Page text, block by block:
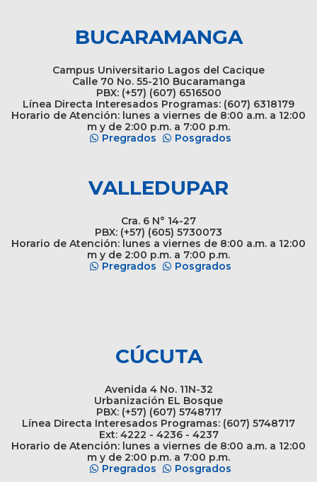
BUCARAMANGA
Campus Universitario Lagos del Cacique
Calle 70 No. 55-210 Bucaramanga
PBX: (+57) (607) 6516500
Línea Directa Interesados Programas: (607) 6318179
Horario de Atención: lunes a viernes de 8:00 a.m. a 12:00
m y de 2:00 p.m. a 7:00 p.m.
Pregrados
Posgrados
VALLEDUPAR
Cra. 6 N° 14-27
PBX: (+57) (605) 5730073
Horario de Atención: lunes a viernes de 8:00 a.m. a 12:00
m y de 2:00 p.m. a 7:00 p.m.
Pregrados
Posgrados
CÚCUTA
Avenida 4 No. 11N-32
Urbanización EL Bosque
PBX: (+57) (607) 5748717
Línea Directa Interesados Programas: (607) 5748717
Ext: 4222 - 4236 - 4237
Horario de Atención: lunes a viernes de 8:00 a.m. a 12:00
m y de 2:00 p.m. a 7:00 p.m.
Pregrados
Posgrados